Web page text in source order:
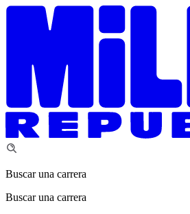
Buscar una carrera
Buscar una carrera